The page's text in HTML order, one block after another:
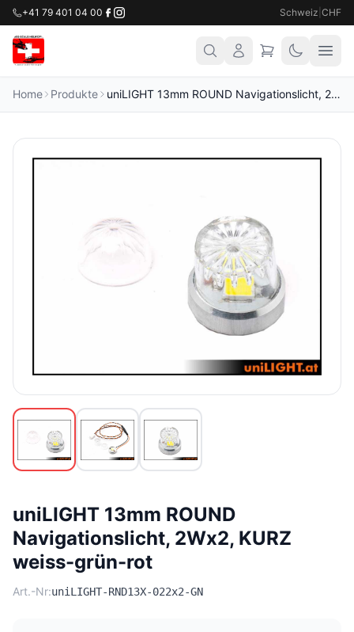
+41 79 401 04 00 Schweiz CHF
Home Produkte uniLIGHT 13mm ROUND Navigationslicht, 2Wx2, KURZ weiss-grün-rot
uniLIGHT 13mm ROUND
Navigationslicht, 2Wx2, KURZ
weiss-grün-rot
Art.-Nr:uniLIGHT-RND13X-022x2-GN